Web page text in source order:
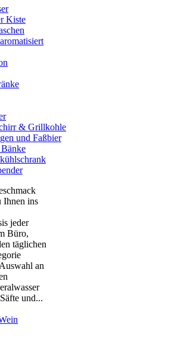
Kiste
& Grillkohle
und Faßbier
Ihnen ins
jeder
Büro,
täglichen
an
und...